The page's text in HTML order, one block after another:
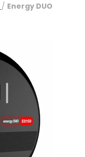
/ Energy DUO